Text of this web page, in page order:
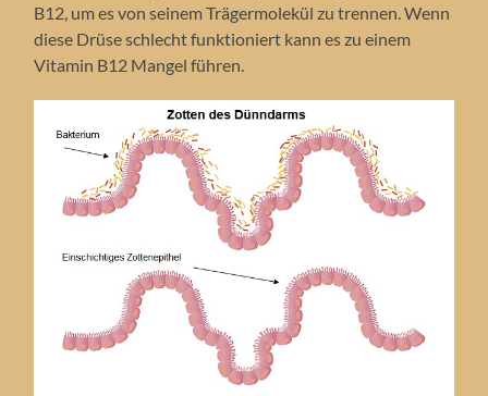
B12, um es von seinem Trägermolekül zu trennen. Wenn
diese Drüse schlecht funktioniert kann es zu einem
Vitamin B12 Mangel führen.